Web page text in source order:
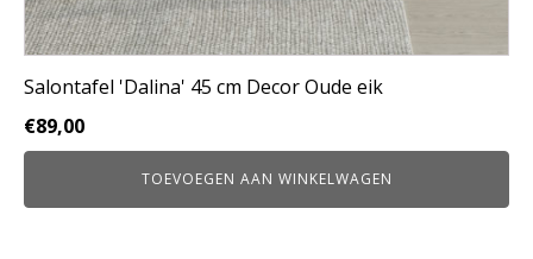
Salontafel 'Dalina' 45 cm Decor Oude eik
€89,00
TOEVOEGEN AAN WINKELWAGEN